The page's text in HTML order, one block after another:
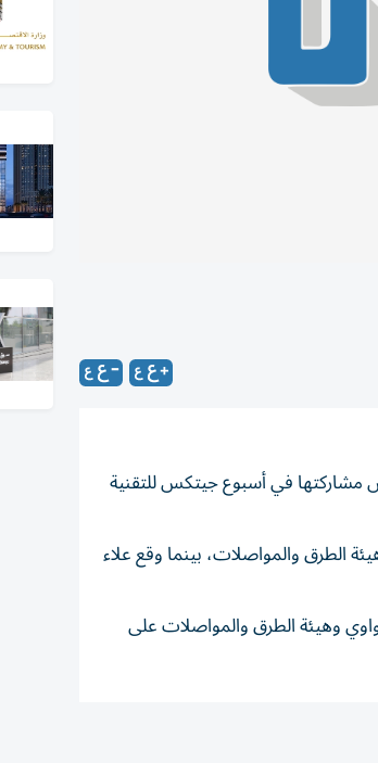
في أسبوع جيتكس للتقنية
الطرق والمواصلات، بينما وقع علاء
وهيئة الطرق والمواصلات على